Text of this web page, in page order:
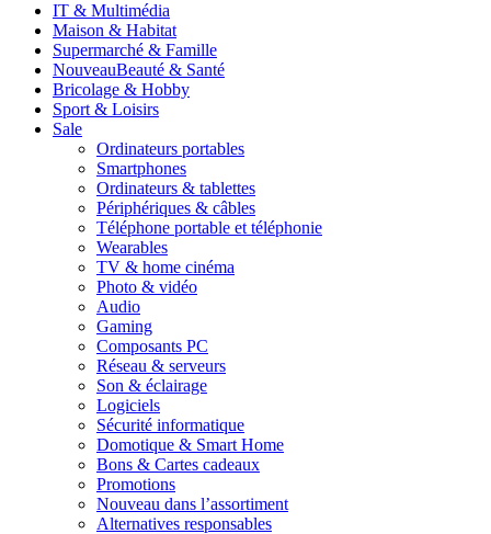
IT & Multimédia
Maison & Habitat
Supermarché & Famille
NouveauBeauté & Santé
Bricolage & Hobby
Sport & Loisirs
Sale
Ordinateurs portables
Smartphones
Ordinateurs & tablettes
Périphériques & câbles
Téléphone portable et téléphonie
Wearables
TV & home cinéma
Photo & vidéo
Audio
Gaming
Composants PC
Réseau & serveurs
Son & éclairage
Logiciels
Sécurité informatique
Domotique & Smart Home
Bons & Cartes cadeaux
Promotions
Nouveau dans l’assortiment
Alternatives responsables